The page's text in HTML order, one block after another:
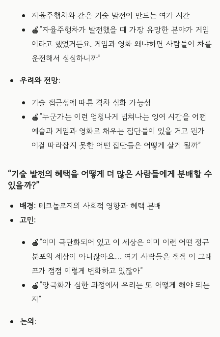
자율주행차와 같은 기술 발전이 만드는 여가 시간
🍎”자율주행차가 발전했을 때 가장 유망한 분야가 게임
이라고 했었거든요. 게임과 영화 왜냐하면 사람들이 차를
운전해서 심심하니까”
우려와 전망:
기술 접근성에 따른 격차 심화 가능성
🍎”누군가는 이런 엄청나게 넘쳐나는 잉여 시간을 어떤
예술과 게임과 영화로 채우는 집단들이 있을 거고 뭔가
이걸 따라잡지 못한 어떤 집단들은 어떻게 살게 될까”
“기술 발전의 혜택을 어떻게 더 많은 사람들에게 분배할 수
있을까?”
배경: 테크놀로지의 사회적 영향과 혜택 분배
고민:
🍎”이미 극단화되어 있고 이 세상은 이미 이런 어떤 정규
분포의 세상이 아니잖아요… 여기 사람들은 점점 이 그래
프가 점점 이렇게 변화하고 있잖아”
🍎”양극화가 심한 과정에서 우리는 또 어떻게 해야 되는
지”
논의: